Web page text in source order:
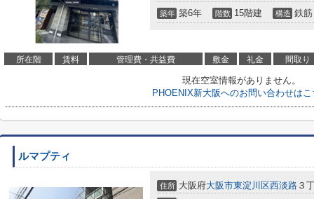
築年 築6年 階数 15階建 構造 鉄
所在階 賃料 管理費・共益費 敷金 礼金 間取り
現在空室情報がありません。
PHOENIX新大阪へのお問い合わせはこ
ルマプティ
住所 大阪府大阪市東淀川区西淡路 ３